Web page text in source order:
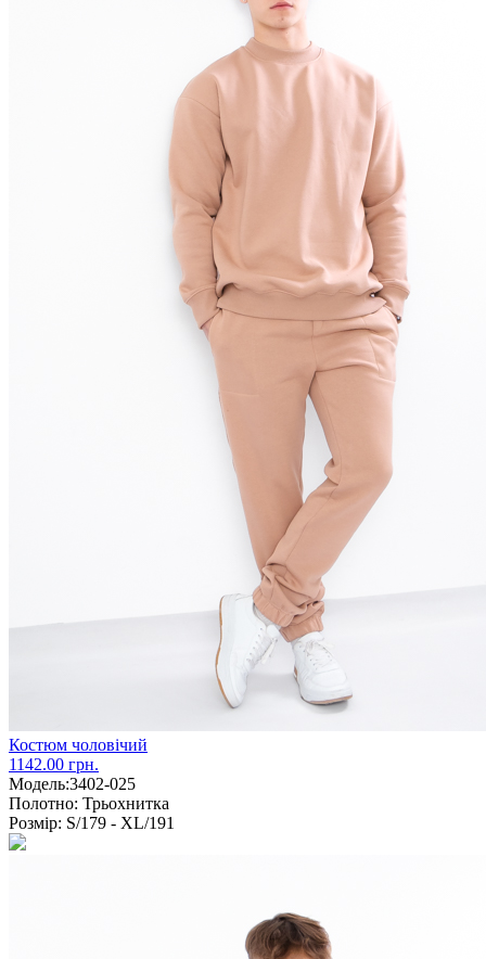
Костюм чоловічий
1142.00 грн.
Модель:3402-025
Полотно: Трьохнитка
Розмір: S/179 - XL/191